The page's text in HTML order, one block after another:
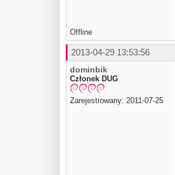
Offline
2013-04-29 13:53:56
dominbik
Członek DUG
Zarejestrowany: 2011-07-25